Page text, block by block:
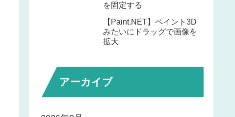
を固定する
【Paint.NET】ペイント3D
みたいにドラッグで画像を
拡大
アーカイブ